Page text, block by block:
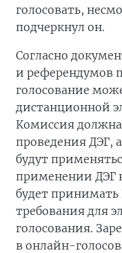
голосовать,
подчеркнул он.
Согласно
и референдумов
голосование
дистанционной
Комиссия должна
проведения ДЭГ,
будут
применении ДЭГ
будет
требования для
голосования.
в онлайн-